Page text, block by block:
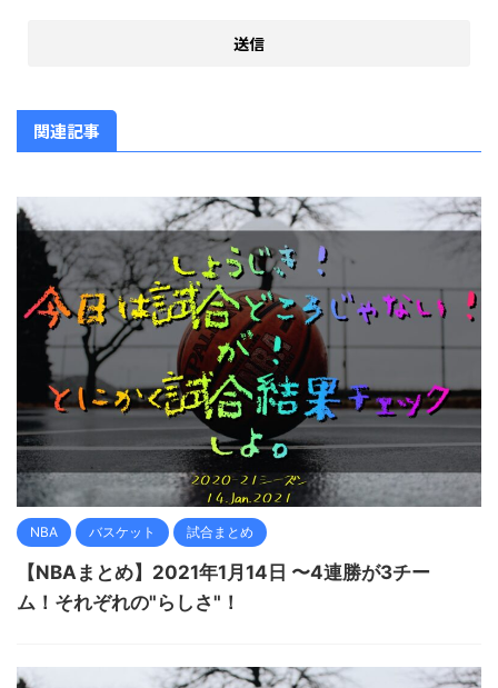
関連記事
NBA バスケット 試合まとめ
【NBAまとめ】2021年1月14日 〜4連勝が3チー
ム！それぞれの"らしさ"！